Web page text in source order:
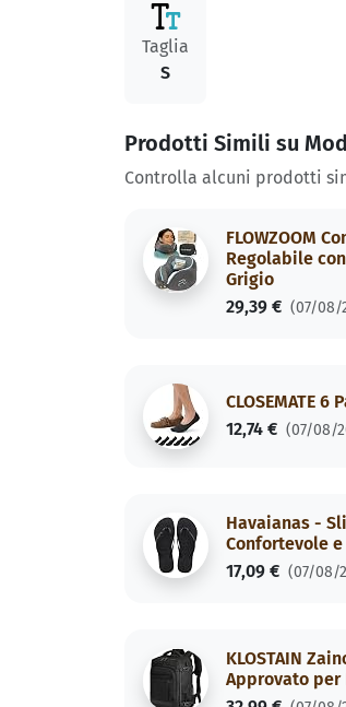
Taglia
S
Prodotti Simili su
Controlla alcuni prodotti
FLOWZOOM
Regolabile
Grigio
29,39 € (07/08/
CLOSEMATE
12,74 € (07/08/
Havaianas -
Confortevole
17,09 € (07/08/
KLOSTAIN
Approvato per